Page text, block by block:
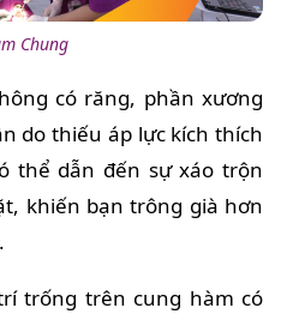
Chung
có răng, phần xương
do thiếu áp lực kích thích
thể dẫn đến sự xáo trộn
khiến bạn trông già hơn
trống trên cung hàm có